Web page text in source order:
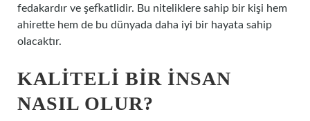
fedakardır ve şefkatlidir. Bu niteliklere sahip bir kişi hem
ahirette hem de bu dünyada daha iyi bir hayata sahip
olacaktır.
KALITELI BIR INSAN
NASIL OLUR?